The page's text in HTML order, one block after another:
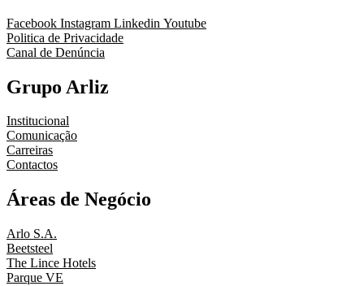
Facebook Instagram Linkedin Youtube
Politica de Privacidade
Canal de Denúncia
Grupo Arliz
Institucional
Comunicação
Carreiras
Contactos
Áreas de Negócio
Arlo S.A.
Beetsteel
The Lince Hotels
Parque VE